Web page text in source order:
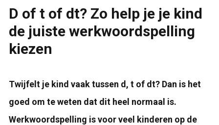
D of t of dt? Zo help je je kind
de juiste werkwoordspelling
kiezen
Twijfelt je kind vaak tussen d, t of dt? Dan is het
goed om te weten dat dit heel normaal is.
Werkwoordspelling is voor veel kinderen op de